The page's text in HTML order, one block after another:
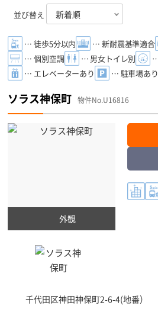
並び替え
… 徒歩5分以内 … 新耐震基準適合
… 個別空調
… 男女トイレ別
… エレベーターあり
… 駐車場あり
ソラス神保町 物件No.U16816
外観
千代田区神田神保町2-6-4(地番）